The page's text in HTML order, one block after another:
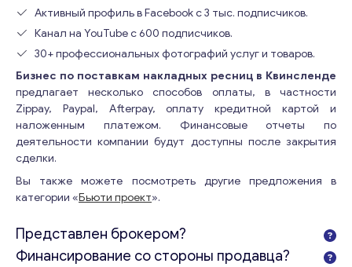
Активный профиль в Facebook с 3 тыс. подписчиков.
Канал на YouTube с 600 подписчиков.
30+ профессиональных фотографий услуг и товаров.
Бизнес по поставкам накладных ресниц в Квинсленде
предлагает несколько способов оплаты, в частности
Zippay, Paypal, Afterpay, оплату кредитной картой и
наложенным платежом. Финансовые отчеты по
деятельности компании будут доступны после закрытия
сделки.
Вы также можете посмотреть другие предложения в
категории «Бьюти проект».
Представлен брокером?
Финансирование со стороны продавца?